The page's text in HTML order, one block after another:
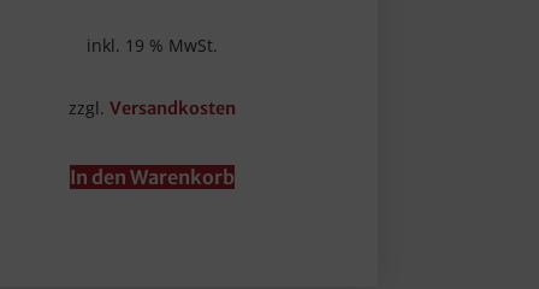
inkl. 19 % MwSt.
zzgl.Versandkosten
In den Warenkorb